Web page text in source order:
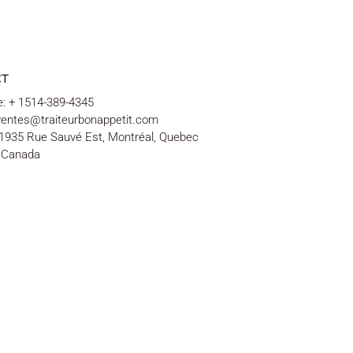
+ 1514-389-4345
Rue Sauvé Est, Montréal, Quebec